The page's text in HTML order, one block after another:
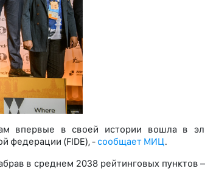
впервые в своей истории вошла в
федерации (FIDE), - сообщает МИЦ.
в среднем 2038 рейтинговых пунктов